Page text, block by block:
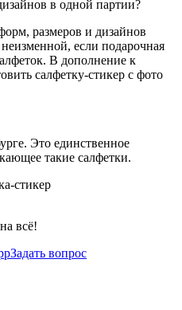
в одной партии?
размеров и дизайнов
если подарочная
В дополнение к
салфетку-стикер с фото
Это единственное
такие салфетки.
всё!
Задать вопрос